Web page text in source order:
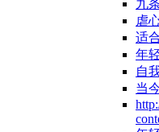
九
虐
适
年
自
当